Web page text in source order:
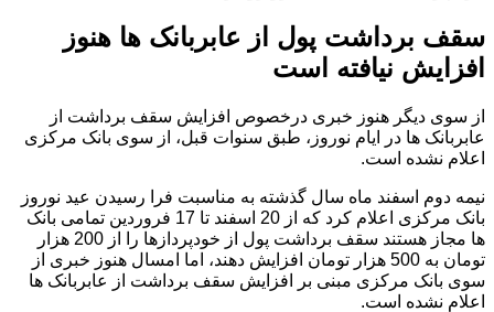
سقف برداشت پول از عابربانک ها هنوز
افزایش نیافته است
از سوی دیگر هنوز خبری درخصوص افزایش سقف برداشت از
عابربانک ها در ایام نوروز، طبق سنوات قبل، از سوی بانک مرکزی
اعلام نشده است.
نیمه دوم اسفند ماه سال گذشته به مناسبت فرا رسیدن عید نوروز
بانک مرکزی اعلام کرد که از 20 اسفند تا 17 فروردین تمامی بانک‌
ها مجاز هستند سقف برداشت پول از خودپردازها را از 200 هزار
تومان به 500 هزار تومان افزایش دهند، اما امسال هنوز خبری از
سوی بانک مرکزی مبنی بر افزایش سقف برداشت از عابربانک ها
اعلام نشده است.